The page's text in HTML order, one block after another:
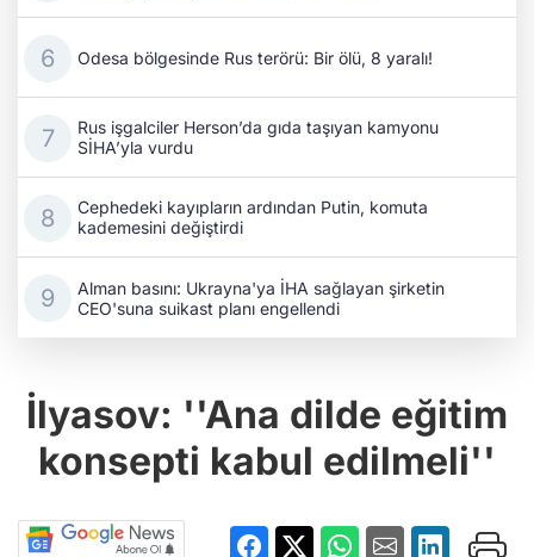
Odesa bölgesinde Rus terörü: Bir ölü, 8 yaralı!
Rus işgalciler Herson’da gıda taşıyan kamyonu
SİHA’yla vurdu
Cephedeki kayıpların ardından Putin, komuta
kademesini değiştirdi
Alman basını: Ukrayna'ya İHA sağlayan şirketin
CEO'suna suikast planı engellendi
İlyasov: ''Ana dilde eğitim
konsepti kabul edilmeli''